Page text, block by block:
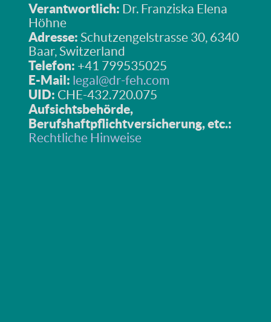
Verantwortlich: Dr. Franziska Elena
Höhne
Adresse: Schutzengelstrasse 30, 6340
Baar, Switzerland
Telefon: +41 799535025
E-Mail: legal@dr-feh.com
UID: CHE-432.720.075
Aufsichtsbehörde,
Berufshaftpflichtversicherung, etc.:
Rechtliche Hinweise